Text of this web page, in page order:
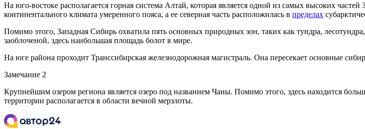
На юго-востоке располагается горная система Алтай, которая является одной из самых высоких
континентального климата умеренного пояса, а ее северная часть расположилась в пределах
Помимо этого, Западная Сибирь охватила пять основных природных зон, таких как тундра,
заоблоченой, здесь наибольшая площадь болот в мире.
На юге района проходит Транссибирская железнодорожная магистраль. Она пересекает основные
Замечание 2
Крупнейшим озером региона является озеро под названием Чаны. Помимо этого, здесь находится
территории располагается в области вечной мерзлоты.